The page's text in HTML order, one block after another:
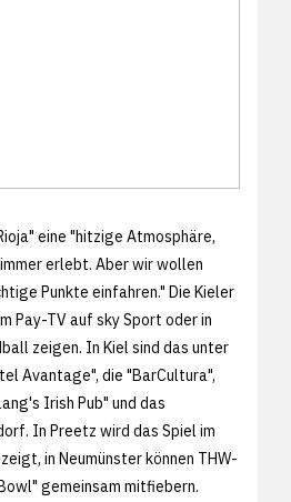
eine "hitzige Atmosphäre,
erlebt. Aber wir wollen
Punkte einfahren." Die Kieler
Pay-TV auf sky Sport oder in
zeigen. In Kiel sind das unter
Avantage", die "BarCultura",
Irish Pub" und das
In Preetz wird das Spiel im
in Neumünster können THW-
gemeinsam mitfiebern.